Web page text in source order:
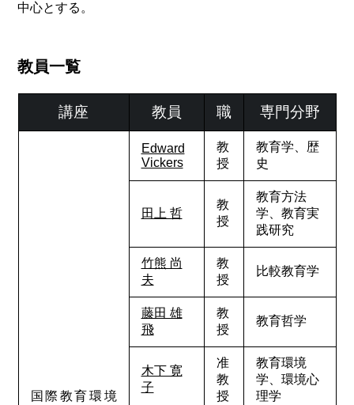
中心とする。
教員一覧
講座 教員 職 専門分野
国際教育環境
Edward
Vickers
教
授
教育学、歴
史
田上 哲
教
授
教育方法
学、教育実
践研究
竹熊 尚
夫
教
授
比較教育学
藤田 雄
飛
教
授
教育哲学
木下 寛
子
准
教
授
教育環境
学、環境心
理学